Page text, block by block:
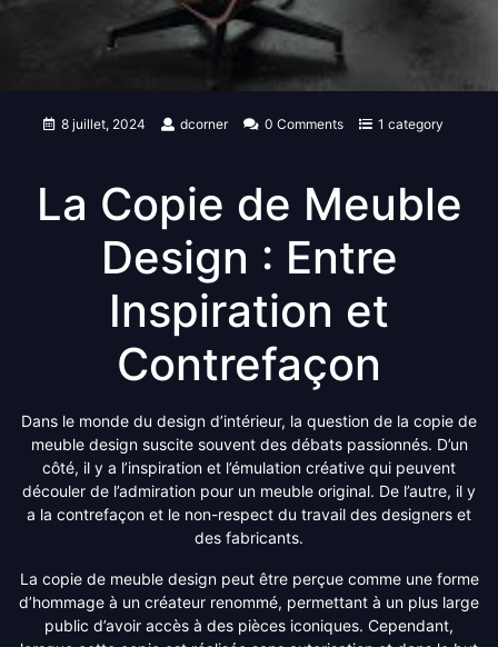
8 juillet, 2024 dcorner 0 Comments 1 category
La Copie de Meuble
Design : Entre
Inspiration et
Contrefaçon
Dans le monde du design d’intérieur, la question de la copie de
meuble design suscite souvent des débats passionnés. D’un
côté, il y a l’inspiration et l’émulation créative qui peuvent
découler de l’admiration pour un meuble original. De l’autre, il y
a la contrefaçon et le non-respect du travail des designers et
des fabricants.
La copie de meuble design peut être perçue comme une forme
d’hommage à un créateur renommé, permettant à un plus large
public d’avoir accès à des pièces iconiques. Cependant,